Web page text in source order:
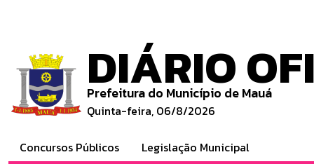
DIÁRIO
Prefeitura do Município de Mauá
Quinta-feira, 06/8/2026
Concursos Públicos Legislação Municipal